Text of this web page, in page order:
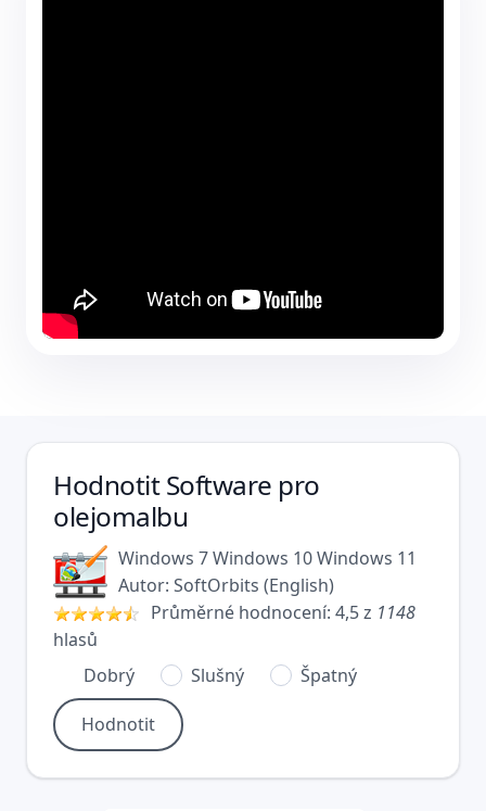
HodnotitSoftware pro
olejomalbu
Windows 7Windows 10Windows 11
Autor: SoftOrbits (English)
Průměrné hodnocení: 4,5z 1148
hlasů
Dobrý
Slušný Špatný